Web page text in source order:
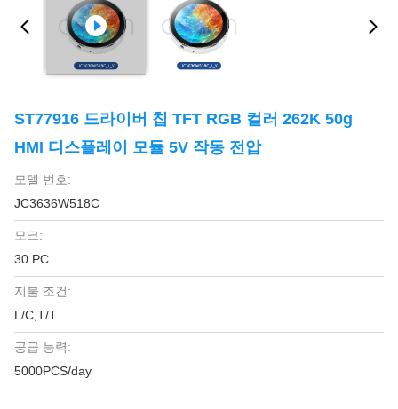
ST77916 드라이버 칩 TFT RGB 컬러 262K 50g
HMI 디스플레이 모듈 5V 작동 전압
모델 번호:
JC3636W518C
모크:
30 PC
지불 조건:
L/C,T/T
공급 능력:
5000PCS/day